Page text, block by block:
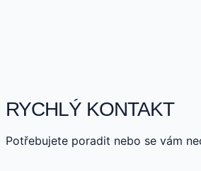
RYCHLÝ KONTAKT
Potřebujete poradit nebo se vám